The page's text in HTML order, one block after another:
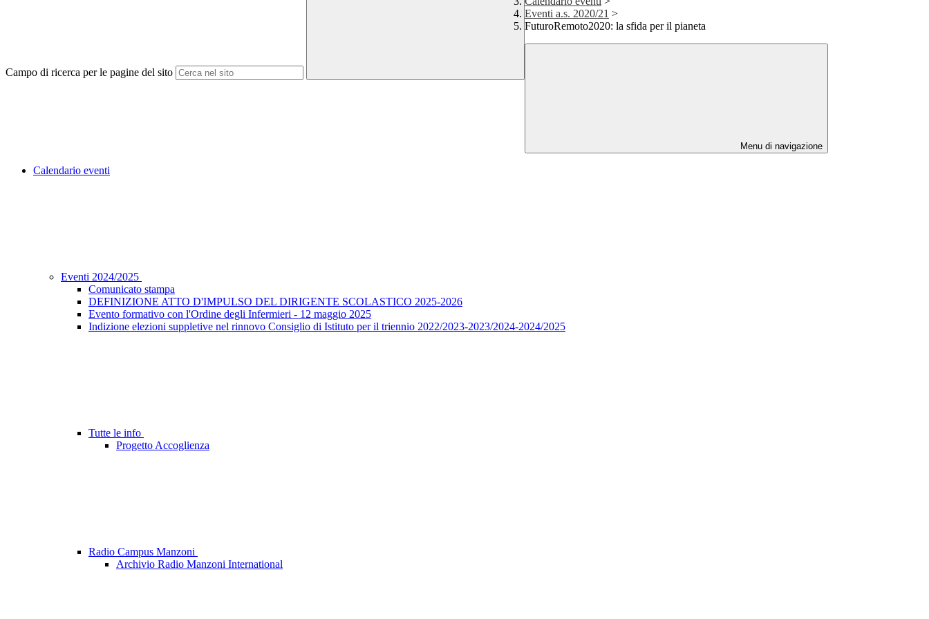
Campo di ricerca per le pagine del sito
Eventi a.s. 2020/21 >
FuturoRemoto2020: la sfida per il pianeta
Menu di navigazione
Calendario eventi
Eventi 2024/2025
Comunicato stampa
DEFINIZIONE ATTO D'IMPULSO DEL DIRIGENTE SCOLASTICO 2025-2026
Evento formativo con l'Ordine degli Infermieri - 12 maggio 2025
Indizione elezioni suppletive nel rinnovo Consiglio di Istituto per il triennio 2022/2023-2023/2024-2024/2025
Tutte le info
Progetto Accoglienza
Radio Campus Manzoni
Archivio Radio Manzoni International